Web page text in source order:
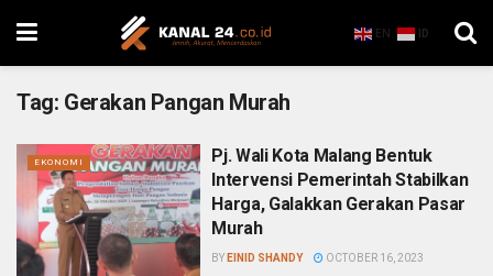
EN ID
Tag: Gerakan Pangan Murah
EKONOMI
Pj. Wali Kota Malang Bentuk
Intervensi Pemerintah Stabilkan
Harga, Galakkan Gerakan Pasar
Murah
BY EINID SHANDY OCTOBER 16, 2023